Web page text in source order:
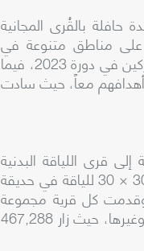
بالقُرى المجانية
على مناطق متنوعة في
المدينة. وشارك في دورة عام 2024 من تحدي دبي للياقة أعداد أكبر بكثير من المشاركين في دورة 2023، فيما
على تحقيق أهدافهم معاً، حيث سادت
قرى اللياقة البدنية
الثلاث: قرية دي بي ورلد كايت بيتش 30 × 30 للياقة، بالإضافة إلى قرية بلدية دبي 30 × 30 للياقة في حديقة
في حديقة الورقاء. وقدمت كل قرية مجموعة
فريدة من حصص التمارين الرياضية المجانية والأحداث والفعاليات ومناطق الأطفال وغيرها، حيث زار 467,288